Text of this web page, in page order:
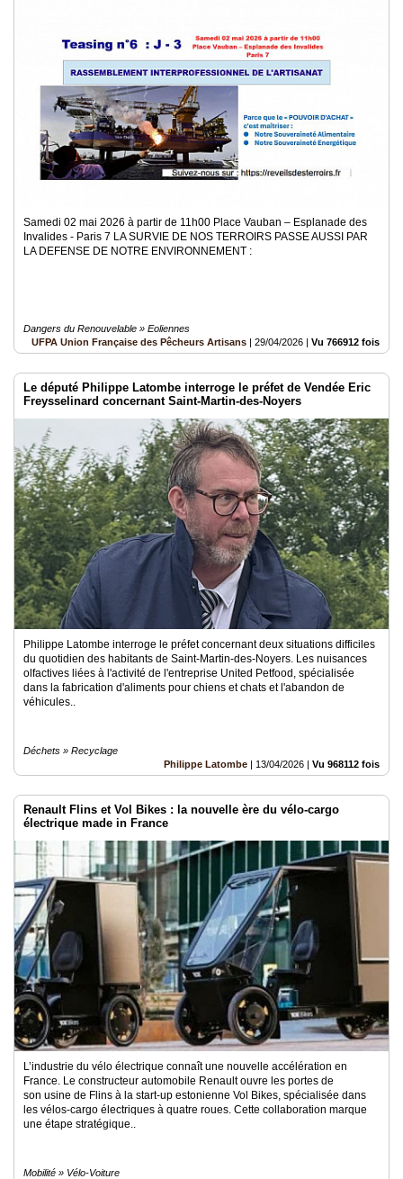
Samedi 02 mai 2026 à partir de 11h00 Place Vauban – Esplanade des
Invalides - Paris 7 LA SURVIE DE NOS TERROIRS PASSE AUSSI PAR
LA DEFENSE DE NOTRE ENVIRONNEMENT :
Dangers du Renouvelable » Eoliennes
UFPA Union Française des Pêcheurs Artisans | 29/04/2026 | Vu 766912 fois
Le député Philippe Latombe interroge le préfet de Vendée Eric
Freysselinard concernant Saint-Martin-des-Noyers
Philippe Latombe interroge le préfet concernant deux situations difficiles
du quotidien des habitants de Saint-Martin-des-Noyers. Les nuisances
olfactives liées à l'activité de l'entreprise United Petfood, spécialisée
dans la fabrication d'aliments pour chiens et chats et l'abandon de
véhicules..
Déchets » Recyclage
Philippe Latombe | 13/04/2026 | Vu 968112 fois
Renault Flins et Vol Bikes : la nouvelle ère du vélo-cargo
électrique made in France
L’industrie du vélo électrique connaît une nouvelle accélération en
France. Le constructeur automobile Renault ouvre les portes de
son usine de Flins à la start-up estonienne Vol Bikes, spécialisée dans
les vélos-cargo électriques à quatre roues. Cette collaboration marque
une étape stratégique..
Mobilité » Vélo-Voiture